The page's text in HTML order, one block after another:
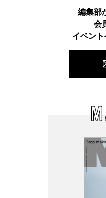
TikTok
編集部
会
イベン